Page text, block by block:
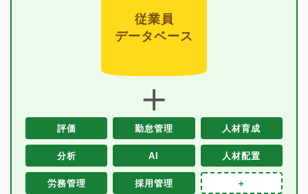
従業員
データベース
＋
評価 勤怠管理 人材育成
分析 AI 人材配置
労務管理 採用管理 ＋